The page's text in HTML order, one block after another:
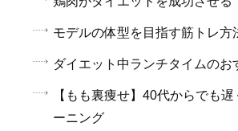
モデルの体型を目指す筋トレ方
ダイエット中ランチタイムのお
【もも裏痩せ】40代からでも
ーニング